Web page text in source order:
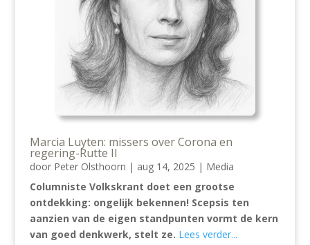
Marcia Luyten: missers over Corona en
regering-Rutte II
door Peter Olsthoorn | aug 14, 2025 | Media
Columniste Volkskrant doet een grootse
ontdekking: ongelijk bekennen! Scepsis ten
aanzien van de eigen standpunten vormt de kern
van goed denkwerk, stelt ze. Lees verder...